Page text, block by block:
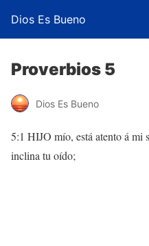
Dios Es Bueno
Proverbios 5
Dios Es Bueno
5:1 HIJO mío, está atento á mi
inclina tu oído;